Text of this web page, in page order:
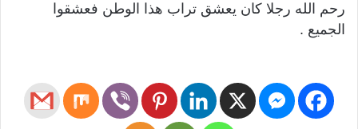
رحم الله رجلا كان يعشق تراب هذا الوطن فعشقوا
الجميع .